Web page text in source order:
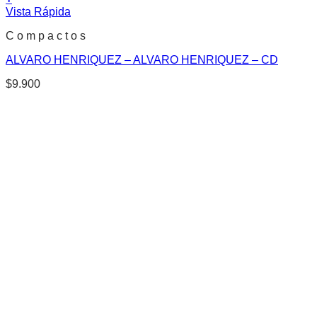
Vista Rápida
C o m p a c t o s
ALVARO HENRIQUEZ – ALVARO HENRIQUEZ – CD
$9.900